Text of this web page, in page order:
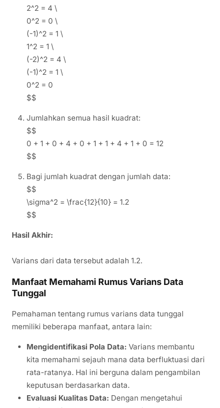
2^2 = 4 \
0^2 = 0 \
(-1)^2 = 1 \
1^2 = 1 \
(-2)^2 = 4 \
(-1)^2 = 1 \
0^2 = 0
$$
Jumlahkan semua hasil kuadrat:
$$
0 + 1 + 0 + 4 + 0 + 1 + 1 + 4 + 1 + 0 = 12
$$
Bagi jumlah kuadrat dengan jumlah data:
$$
\sigma^2 = \frac{12}{10} = 1.2
$$
Hasil Akhir:
Varians dari data tersebut adalah 1.2.
Manfaat Memahami Rumus Varians Data
Tunggal
Pemahaman tentang rumus varians data tunggal
memiliki beberapa manfaat, antara lain:
Mengidentifikasi Pola Data: Varians membantu
kita memahami sejauh mana data berfluktuasi dari
rata-ratanya. Hal ini berguna dalam pengambilan
keputusan berdasarkan data.
Evaluasi Kualitas Data: Dengan mengetahui